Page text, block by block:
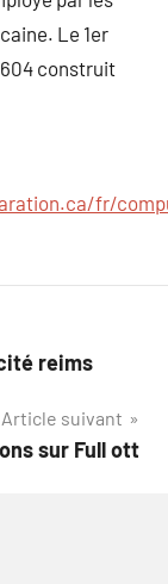
Le 1er
construit
fr/
reims
Article suivant
sur Full ott